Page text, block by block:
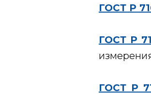
ГОСТ Р
ГОСТ Р
ГОСТ Р